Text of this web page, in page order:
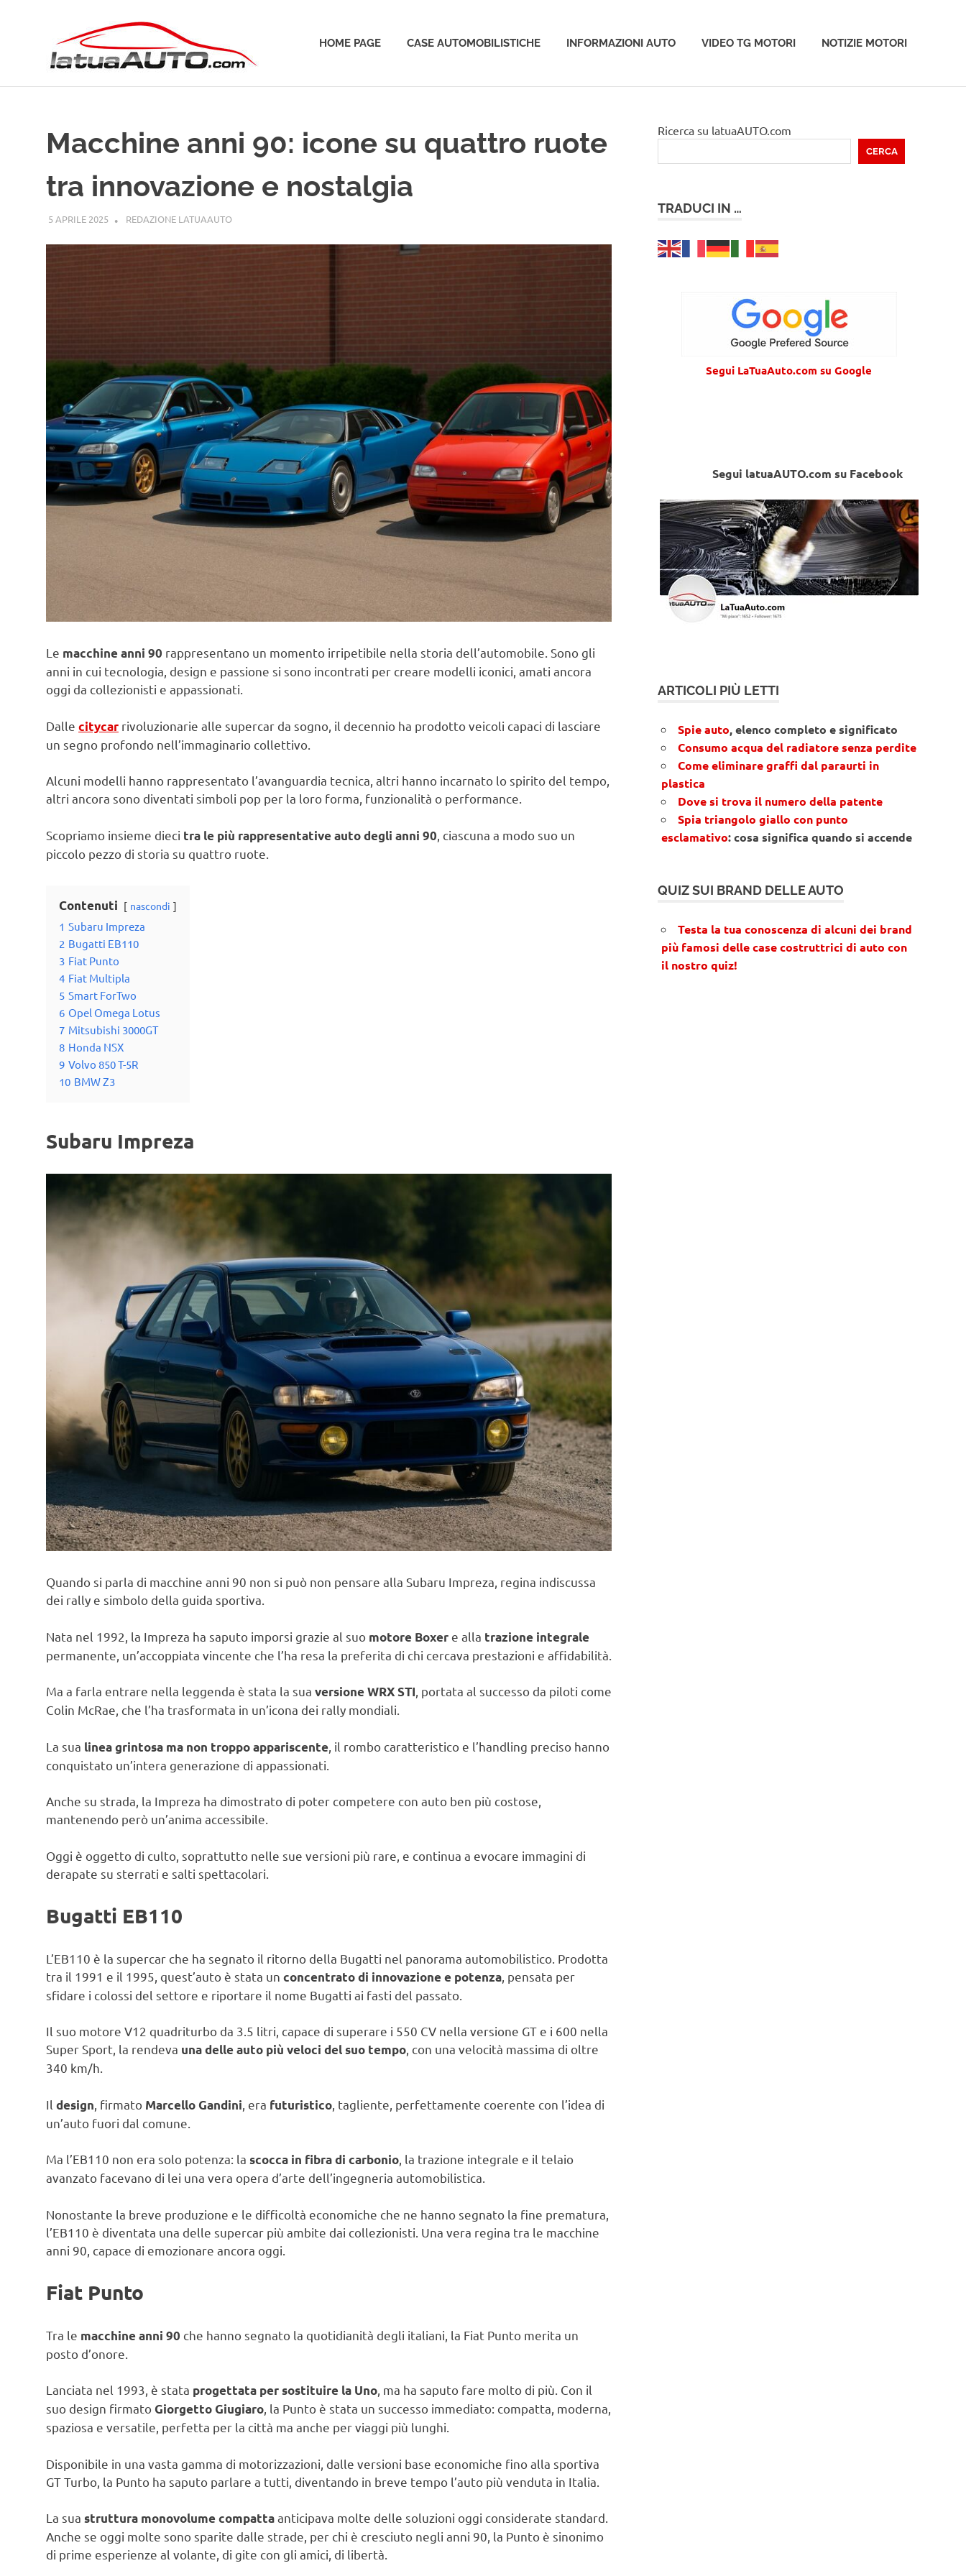
HOME PAGE CASE AUTOMOBILISTICHE INFORMAZIONI AUTO VIDEO TG MOTORI NOTIZIE MOTORI
Macchine anni 90: icone su quattro ruote
tra innovazione e nostalgia
5 APRILE 2025 REDAZIONE LATUAAUTOCURIOSITÀ AUTO
Le macchine anni 90 rappresentano un momento irripetibile nella storia dell’automobile. Sono gli
anni in cui tecnologia, design e passione si sono incontrati per creare modelli iconici, amati ancora
oggi da collezionisti e appassionati.
Dalle citycar rivoluzionarie alle supercar da sogno, il decennio ha prodotto veicoli capaci di lasciare
un segno profondo nell’immaginario collettivo.
Alcuni modelli hanno rappresentato l’avanguardia tecnica, altri hanno incarnato lo spirito del tempo,
altri ancora sono diventati simboli pop per la loro forma, funzionalità o performance.
Scopriamo insieme dieci tra le più rappresentative auto degli anni 90 , ciascuna a modo suo un
piccolo pezzo di storia su quattro ruote.
Contenuti nascondi
1 Subaru Impreza
2 Bugatti EB110
3 Fiat Punto
4 Fiat Multipla
5 Smart ForTwo
6 Opel Omega Lotus
7 Mitsubishi 3000GT
8 Honda NSX
9 Volvo 850 T-5R
10 BMW Z3
Subaru Impreza
Quando si parla di macchine anni 90 non si può non pensare alla Subaru Impreza, regina indiscussa
dei rally e simbolo della guida sportiva.
Nata nel 1992, la Impreza ha saputo imporsi grazie al suo motore Boxer e alla trazione integrale
permanente, un’accoppiata vincente che l’ha resa la preferita di chi cercava prestazioni e affidabilità.
Ma a farla entrare nella leggenda è stata la sua versione WRX STI, portata al successo da piloti come
Colin McRae, che l’ha trasformata in un’icona dei rally mondiali.
La sua linea grintosa ma non troppo appariscente , il rombo caratteristico e l’handling preciso hanno
conquistato un’intera generazione di appassionati.
Anche su strada, la Impreza ha dimostrato di poter competere con auto ben più costose,
mantenendo però un’anima accessibile.
Oggi è oggetto di culto, soprattutto nelle sue versioni più rare, e continua a evocare immagini di
derapate su sterrati e salti spettacolari.
Bugatti EB110
L’EB110 è la supercar che ha segnato il ritorno della Bugatti nel panorama automobilistico. Prodotta
tra il 1991 e il 1995, quest’auto è stata un concentrato di innovazione e potenza , pensata per
sfidare i colossi del settore e riportare il nome Bugatti ai fasti del passato.
Il suo motore V12 quadriturbo da 3.5 litri, capace di superare i 550 CV nella versione GT e i 600 nella
Super Sport, la rendeva una delle auto più veloci del suo tempo, con una velocità massima di oltre
340 km/h.
Il design , firmato Marcello Gandini , era futuristico , tagliente, perfettamente coerente con l’idea di
un’auto fuori dal comune.
Ma l’EB110 non era solo potenza: la scocca in fibra di carbonio, la trazione integrale e il telaio
avanzato facevano di lei una vera opera d’arte dell’ingegneria automobilistica.
Nonostante la breve produzione e le difficoltà economiche che ne hanno segnato la fine prematura,
l’EB110 è diventata una delle supercar più ambite dai collezionisti. Una vera regina tra le macchine
anni 90, capace di emozionare ancora oggi.
Fiat Punto
Tra le macchine anni 90 che hanno segnato la quotidianità degli italiani, la Fiat Punto merita un
posto d’onore.
Lanciata nel 1993, è stata progettata per sostituire la Uno, ma ha saputo fare molto di più. Con il
suo design firmato Giorgetto Giugiaro, la Punto è stata un successo immediato: compatta, moderna,
spaziosa e versatile, perfetta per la città ma anche per viaggi più lunghi.
Disponibile in una vasta gamma di motorizzazioni, dalle versioni base economiche fino alla sportiva
GT Turbo, la Punto ha saputo parlare a tutti, diventando in breve tempo l’auto più venduta in Italia.
La sua struttura monovolume compattaanticipava molte delle soluzioni oggi considerate standard.
Anche se oggi molte sono sparite dalle strade, per chi è cresciuto negli anni 90, la Punto è sinonimo
di prime esperienze al volante, di gite con gli amici, di libertà.
Ricerca su latuaAUTO.com
CERCA
TRADUCI IN …
Segui LaTuaAuto.com su Google
Segui latuaAUTO.com su Facebook
ARTICOLI PIÙ LETTI
Spie auto, elenco completo e significato
Consumo acqua del radiatore senza perdite
Come eliminare graffi dal paraurti in
plastica
Dove si trova il numero della patente
Spia triangolo giallo con punto
esclamativo: cosa significa quando si accende
QUIZ SUI BRAND DELLE AUTO
Testa la tua conoscenza di alcuni dei brand
più famosi delle case costruttrici di auto con
il nostro quiz!